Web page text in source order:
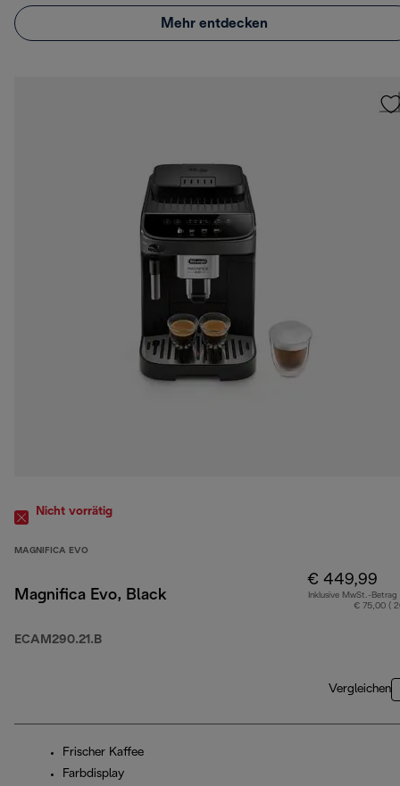
Mehr entdecken
Nicht vorrätig
MAGNIFICA EVO
Magnifica Evo, Black
ECAM290.21.B
€ 449,99
Inklusive MwSt.-Betrag
€ 75,00 (
Vergleichen
Frischer Kaffee
Farbdisplay